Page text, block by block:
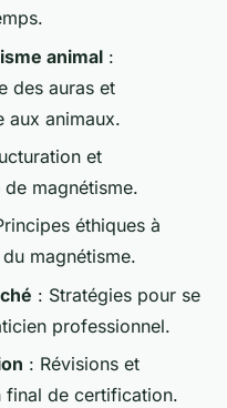
animal :
des auras et
aux animaux.
et
magnétisme.
éthiques à
magnétisme.
: Stratégies pour se
professionnel.
: Révisions et
final de certification.